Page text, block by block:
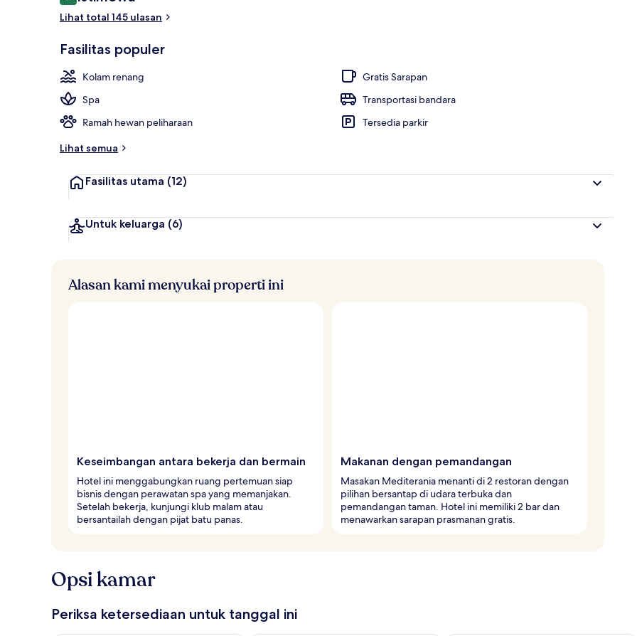
Lihat total 145 ulasan
Fasilitas populer
Kolam renang
Gratis Sarapan
Spa
Transportasi bandara
Ramah hewan peliharaan
Tersedia parkir
Lihat semua
Fasilitas utama (12)
Untuk keluarga (6)
Alasan kami menyukai properti ini
Keseimbangan antara bekerja dan bermain
Hotel ini menggabungkan ruang pertemuan siap
bisnis dengan perawatan spa yang memanjakan.
Setelah bekerja, kunjungi klub malam atau
bersantailah dengan pijat batu panas.
Makanan dengan pemandangan
Masakan Mediterania menanti di 2 restoran dengan
pilihan bersantap di udara terbuka dan
pemandangan taman. Hotel ini memiliki 2 bar dan
menawarkan sarapan prasmanan gratis.
Opsi kamar
Periksa ketersediaan untuk tanggal ini